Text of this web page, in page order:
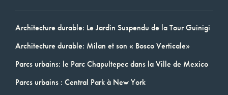
Architecture durable: Le Jardin Suspendu de la Tour Guinigi
Architecture durable: Milan et son « Bosco Verticale»
Parcs urbains: le Parc Chapultepec dans la Ville de Mexico
Parcs urbains : Central Park à New York